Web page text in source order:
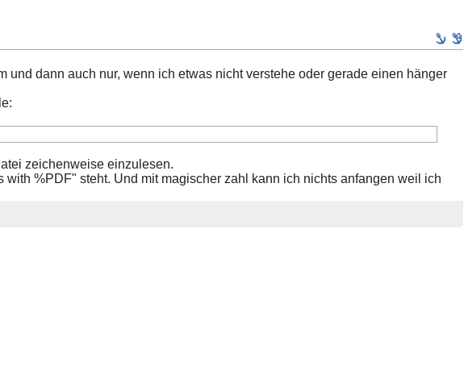
dann auch nur, wenn ich etwas nicht verstehe oder gerade einen hänger
zeichenweise einzulesen.
%PDF" steht. Und mit magischer zahl kann ich nichts anfangen weil ich